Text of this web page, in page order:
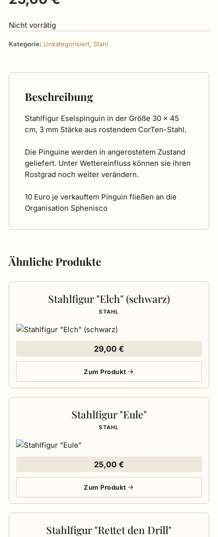
Nicht vorrätig
Kategorie: Unkategorisiert, Stahl
Beschreibung
Stahlfigur Eselspinguin in der Größe 30 x 45
cm, 3 mm Stärke aus rostendem CorTen-Stahl.
Die Pinguine werden in angerostetem Zustand
geliefert. Unter Wettereinfluss können sie ihren
Rostgrad noch weiter verändern.
10 Euro je verkauftem Pinguin fließen an die
Organisation Sphenisco
Ähnliche Produkte
Stahlfigur "Elch" (schwarz)
STAHL
29,00 €
Zum Produkt
Stahlfigur "Eule"
STAHL
25,00 €
Zum Produkt
Stahlfigur "Rettet den Drill"